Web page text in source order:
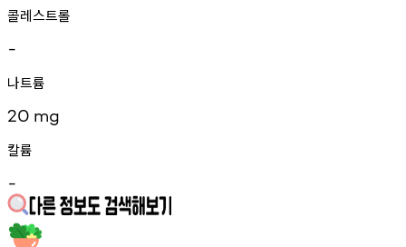
콜레스트롤
-
나트륨
20 mg
칼륨
-